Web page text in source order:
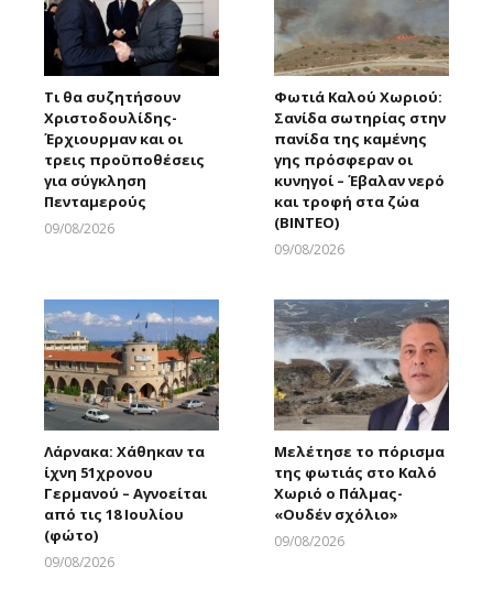
Τι θα συζητήσουν
Χριστοδουλίδης-
Έρχιουρμαν και οι
τρεις προϋποθέσεις
για σύγκληση
Πενταμερούς
09/08/2026
Φωτιά Καλού Χωριού:
Σανίδα σωτηρίας στην
πανίδα της καμένης
γης πρόσφεραν οι
κυνηγοί – Έβαλαν νερό
και τροφή στα ζώα
(ΒΙΝΤΕΟ)
09/08/2026
Λάρνακα: Χάθηκαν τα
ίχνη 51χρονου
Γερμανού – Αγνοείται
από τις 18 Ιουλίου
(φώτο)
09/08/2026
Μελέτησε το πόρισμα
της φωτιάς στο Καλό
Χωριό ο Πάλμας-
«Ουδέν σχόλιο»
09/08/2026